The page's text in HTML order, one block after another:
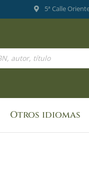
5ª Calle
Otros idiomas